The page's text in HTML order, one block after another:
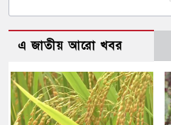
এ জাতীয় আরো খবর